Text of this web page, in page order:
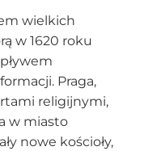
wielkich
w 1620 roku
Praga,
religijnymi,
w miasto
nowe kościoły,